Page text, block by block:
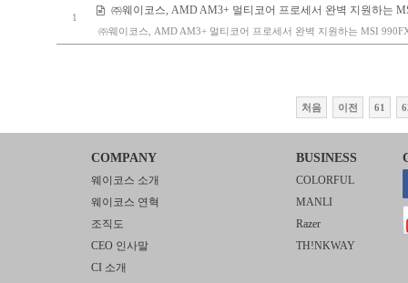
1
㈜웨이코스, AMD AM3+ 멀티코어 프로세서 완벽 지원하는
㈜웨이코스, AMD AM3+ 멀티코어 프로세서 완벽 지원하는 MSI
처음 이전 61
COMPANY
웨이코스 소개
웨이코스 연혁
조직도
CEO 인사말
CI 소개
BUSINESS
COLORFUL
MANLI
Razer
TH!NKWAY